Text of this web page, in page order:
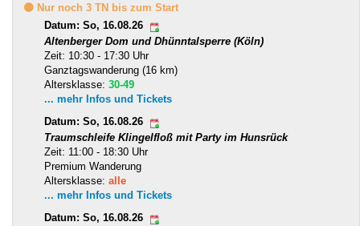
🟡 Nur noch 3 TN bis zum Start
Datum: So, 16.08.26
Altenberger Dom und Dhünntalsperre (Köln)
Zeit: 10:30 - 17:30 Uhr
Ganztagswanderung (16 km)
Altersklasse: 30-49
... mehr Infos und Tickets
Datum: So, 16.08.26
Traumschleife Klingelfloß mit Party im Hunsrück
Zeit: 11:00 - 18:30 Uhr
Premium Wanderung
Altersklasse: alle
... mehr Infos und Tickets
Datum: So, 16.08.26